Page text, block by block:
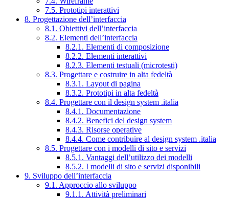
7.5. Prototipi interattivi
8. Progettazione dell’interfaccia
8.1. Obiettivi dell’interfaccia
8.2. Elementi dell’interfaccia
8.2.1. Elementi di composizione
8.2.2. Elementi interattivi
8.2.3. Elementi testuali (microtesti)
8.3. Progettare e costruire in alta fedeltà
8.3.1. Layout di pagina
8.3.2. Prototipi in alta fedeltà
8.4. Progettare con il design system .italia
8.4.1. Documentazione
8.4.2. Benefici del design system
8.4.3. Risorse operative
8.4.4. Come contribuire al design system .italia
8.5. Progettare con i modelli di sito e servizi
8.5.1. Vantaggi dell’utilizzo dei modelli
8.5.2. I modelli di sito e servizi disponibili
9. Sviluppo dell’interfaccia
9.1. Approccio allo sviluppo
9.1.1. Attività preliminari